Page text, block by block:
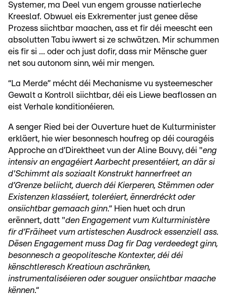
Systemer, ma Deel vun engem grousse natierleche
Kreeslaf. Obwuel eis Exkrementer just genee dëse
Prozess siichtbar maachen, ass et fir déi meescht een
absolutten Tabu iwwert si ze schwätzen. Mir schummen
eis fir si ... oder och just dofir, dass mir Mënsche guer
net sou autonom sinn, wéi mir mengen.
“La Merde” mécht déi Mechanisme vu systeemescher
Gewalt a Kontroll siichtbar, déi eis Liewe beaflossen an
eist Verhale konditionéieren.
A senger Ried bei der Ouverture huet de Kulturminister
erkläert, hie wier besonnesch houfreg op déi couragéis
Approche an d’Direktheet vun der Aline Bouvy, déi "eng
intensiv an engagéiert Aarbecht presentéiert, an där si
d'Schimmt als soziaalt Konstrukt hannerfreet an
d’Grenze beliicht, duerch déi Kierperen, Stëmmen oder
Existenzen klasséiert, toleréiert, ënnerdréckt oder
onsiichtbar gemaach ginn.“ Hien huet och drun
erënnert, datt "den Engagement vum Kulturministère
fir d’Fräiheet vum artisteschen Ausdrock essenziell ass.
Dësen Engagement muss Dag fir Dag verdeedegt ginn,
besonnesch a geopolitesche Kontexter, déi déi
kënschtleresch Kreatioun aschränken,
instrumentaliséieren oder souguer onsiichtbar maache
kënnen.“